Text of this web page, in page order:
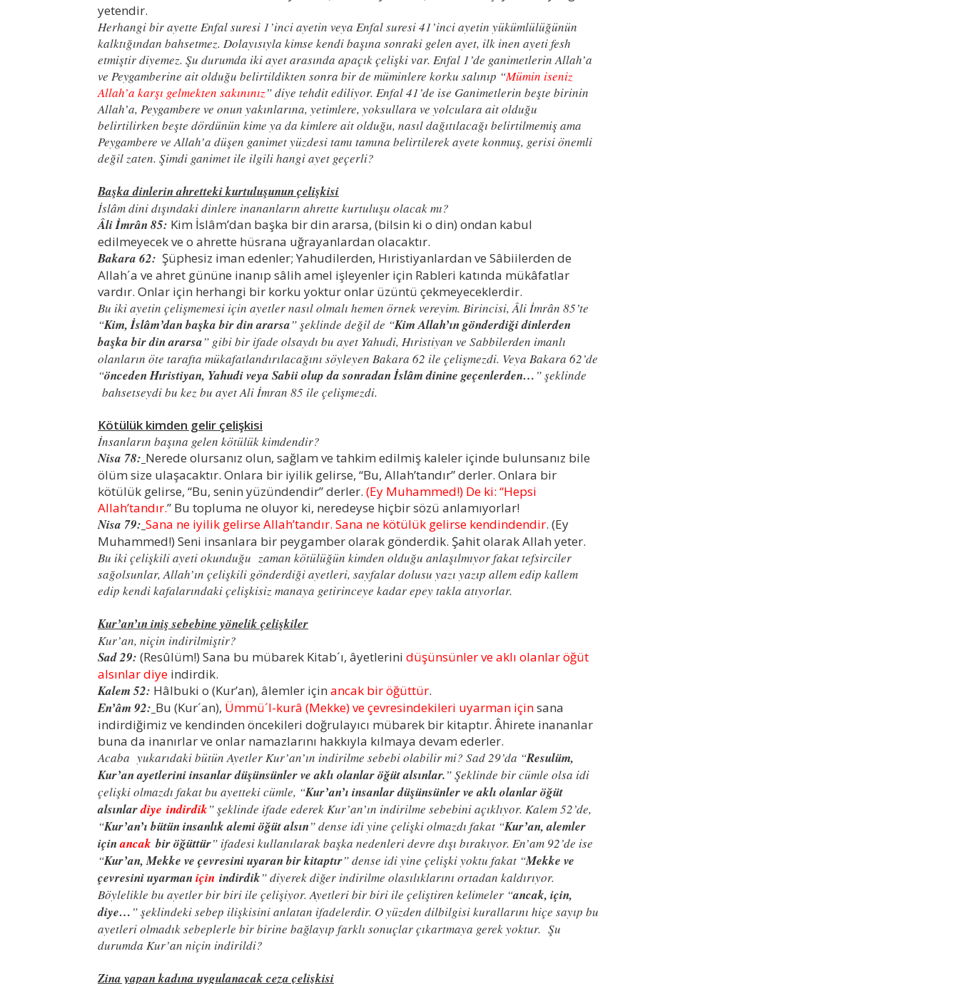
yetendir.
Herhangi bir ayette Enfal suresi 1’inci ayetin veya Enfal suresi 41’inci ayetin yükümlülüğünün
kalktığından bahsetmez. Dolayısıyla kimse kendi başına sonraki gelen ayet, ilk inen ayeti fesh
etmiştir diyemez. Şu durumda iki ayet arasında apaçık çelişki var. Enfal 1’de ganimetlerin Allah’a
ve Peygamberine ait olduğu belirtildikten sonra bir de müminlere korku salınıp “Mümin iseniz
Allah’a karşı gelmekten sakınınız” diye tehdit ediliyor. Enfal 41’de ise Ganimetlerin beşte birinin
Allah’a, Peygambere ve onun yakınlarına, yetimlere, yoksullara ve yolculara ait olduğu
belirtilirken beşte dördünün kime ya da kimlere ait olduğu, nasıl dağıtılacağı belirtilmemiş ama
Peygambere ve Allah’a düşen ganimet yüzdesi tamı tamına belirtilerek ayete konmuş, gerisi önemli
değil zaten. Şimdi ganimet ile ilgili hangi ayet geçerli?
Başka dinlerin ahretteki kurtuluşunun çelişkisi
İslâm dini dışındaki dinlere inananların ahrette kurtuluşu olacak mı?
Âli İmrân 85: Kim İslâm’dan başka bir din ararsa, (bilsin ki o din) ondan kabul
edilmeyecek ve o ahrette hüsrana uğrayanlardan olacaktır.
Bakara 62: Şüphesiz iman edenler; Yahudilerden, Hıristiyanlardan ve Sâbiilerden de
Allah´a ve ahret gününe inanıp sâlih amel işleyenler için Rableri katında mükâfatlar
vardır. Onlar için herhangi bir korku yoktur onlar üzüntü çekmeyeceklerdir.
Bu iki ayetin çelişmemesi için ayetler nasıl olmalı hemen örnek vereyim. Birincisi, Âli İmrân 85’te
“Kim, İslâm’dan başka bir din ararsa” şeklinde değil de “Kim Allah’ın gönderdiği dinlerden
başka bir din ararsa” gibi bir ifade olsaydı bu ayet Yahudi, Hıristiyan ve Sabbilerden imanlı
olanların öte tarafta mükafatlandırılacağını söyleyen Bakara 62 ile çelişmezdi. Veya Bakara 62’de
“önceden Hıristiyan, Yahudi veya Sabii olup da sonradan İslâm dinine geçenlerden…” şeklinde
bahsetseydi bu kez bu ayet Ali İmran 85 ile çelişmezdi.
Kötülük kimden gelir çelişkisi
İnsanların başına gelen kötülük kimdendir?
Nisa 78: Nerede olursanız olun, sağlam ve tahkim edilmiş kaleler içinde bulunsanız bile
ölüm size ulaşacaktır. Onlara bir iyilik gelirse, “Bu, Allah’tandır” derler. Onlara bir
kötülük gelirse, “Bu, senin yüzündendir” derler. (Ey Muhammed!) De ki: “Hepsi
Allah’tandır.” Bu topluma ne oluyor ki, neredeyse hiçbir sözü anlamıyorlar!
Nisa 79: Sana ne iyilik gelirse Allah’tandır. Sana ne kötülük gelirse kendindendir. (Ey
Muhammed!) Seni insanlara bir peygamber olarak gönderdik. Şahit olarak Allah yeter.
Bu iki çelişkili ayeti okunduğu zaman kötülüğün kimden olduğu anlaşılmıyor fakat tefsirciler
sağolsunlar, Allah’ın çelişkili gönderdiği ayetleri, sayfalar dolusu yazı yazıp allem edip kallem
edip kendi kafalarındaki çelişkisiz manaya getirinceye kadar epey takla atıyorlar.
Kur’an’ın iniş sebebine yönelik çelişkiler
Kur’an, niçin indirilmiştir?
Sad 29: (Resûlüm!) Sana bu mübarek Kitab´ı, âyetlerini düşünsünler ve aklı olanlar öğüt
alsınlar diye indirdik.
Kalem 52: Hâlbuki o (Kur’an), âlemler için ancak bir öğüttür.
En’âm 92: Bu (Kur´an), Ümmü´l-kurâ (Mekke) ve çevresindekileri uyarman içinsana
indirdiğimiz ve kendinden öncekileri doğrulayıcı mübarek bir kitaptır. Âhirete inananlar
buna da inanırlar ve onlar namazlarını hakkıyla kılmaya devam ederler.
Acaba yukarıdaki bütün Ayetler Kur’an’ın indirilme sebebi olabilir mi? Sad 29’da “Resulüm,
Kur’an ayetlerini insanlar düşünsünler ve aklı olanlar öğüt alsınlar.” Şeklinde bir cümle olsa idi
çelişki olmazdı fakat bu ayetteki cümle, “Kur’an’ı insanlar düşünsünler ve aklı olanlar öğüt
alsınlardiye indirdik” şeklinde ifade ederek Kur’an’ın indirilme sebebini açıklıyor. Kalem 52’de,
“Kur’an’ı bütün insanlık alemi öğüt alsın” dense idi yine çelişki olmazdı fakat “Kur’an, alemler
içinancak bir öğüttür” ifadesi kullanılarak başka nedenleri devre dışı bırakıyor. En’am 92’de ise
“Kur’an, Mekke ve çevresini uyaran bir kitaptır” dense idi yine çelişki yoktu fakat “Mekke ve
çevresini uyarman için indirdik” diyerek diğer indirilme olasılıklarını ortadan kaldırıyor.
Böylelikle bu ayetler bir biri ile çelişiyor. Ayetleri bir biri ile çeliştiren kelimeler “ancak, için,
diye…” şeklindeki sebep ilişkisini anlatan ifadelerdir. O yüzden dilbilgisi kurallarını hiçe sayıp bu
ayetleri olmadık sebeplerle bir birine bağlayıp farklı sonuçlar çıkartmaya gerek yoktur. Şu
durumda Kur’an niçin indirildi?
Zina yapan kadına uygulanacak ceza çelişkisi